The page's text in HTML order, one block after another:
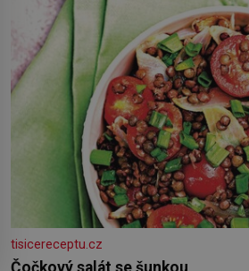
tisicereceptu.cz
Čočkový salát se šunkou